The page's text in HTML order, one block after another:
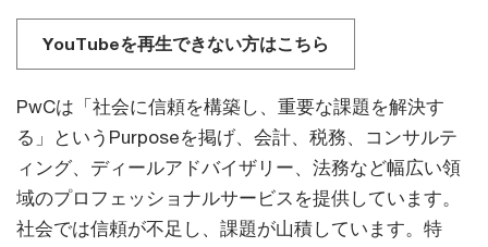
YouTubeを再生できない方はこちら
PwCは「社会に信頼を構築し、重要な課題を解決す
る」というPurposeを掲げ、会計、税務、コンサルテ
ィング、ディールアドバイザリー、法務など幅広い領
域のプロフェッショナルサービスを提供しています。
社会では信頼が不足し、課題が山積しています。特